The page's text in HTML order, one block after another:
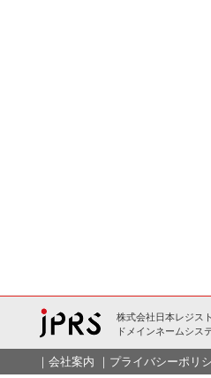
株式会社日本レジス
ドメインネームシス
｜ 会社案内 ｜ プライバシーポリ